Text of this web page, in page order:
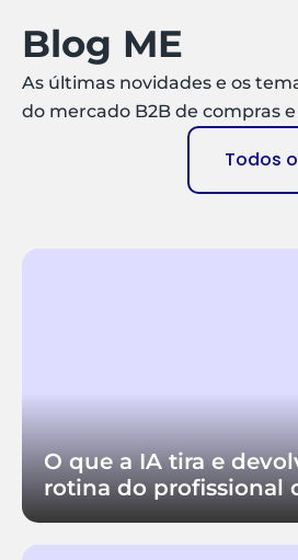
Blog ME
As últimas novidades e os
do mercado B2B de compras
Todos
O que a IA tira e
rotina do profissional